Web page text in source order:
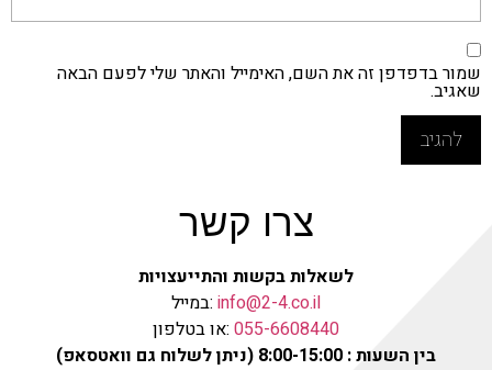
שמור בדפדפן זה את השם, האימייל והאתר שלי לפעם הבאה
שאגיב.
צרו קשר
לשאלות בקשות והתייעצויות
info@2-4.co.il :במייל
055-6608440 :או בטלפון
בין השעות : 8:00-15:00 (ניתן לשלוח גם וואטסאפ)